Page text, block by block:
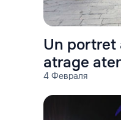
4 Февраля
Un portret
atrage
de sân